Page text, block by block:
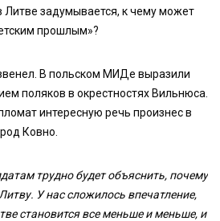
Литве задумывается, к чему может
прошлым»?
В польском МИДе выразили
поляков в окрестностях Вильнюса.
интересную речь произнес в
Ковно.
трудно будет объяснить, почему
У нас сложилось впечатление,
становится все меньше и меньше, и